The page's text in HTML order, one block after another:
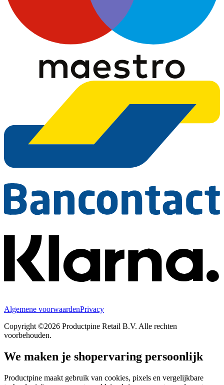
Algemene voorwaardenPrivacy
Copyright ©2026 Productpine Retail B.V. Alle rechten
voorbehouden.
We maken je shopervaring persoonlijk
Productpine maakt gebruik van cookies, pixels en vergelijkbare